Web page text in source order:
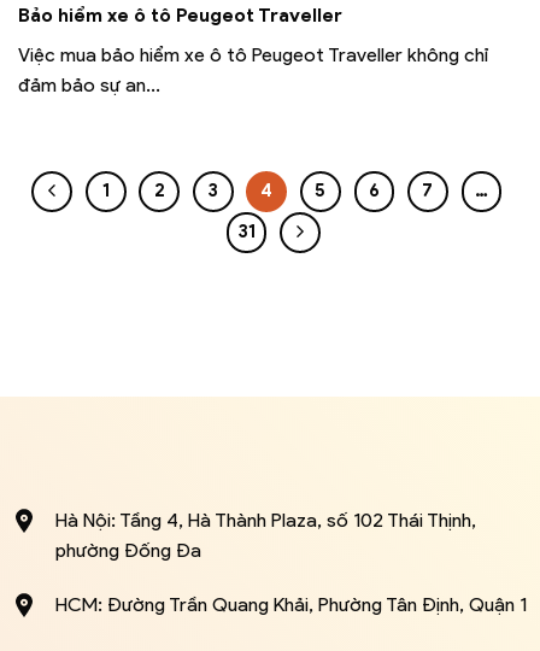
Bảo hiểm xe ô tô Peugeot Traveller
Việc mua bảo hiểm xe ô tô Peugeot Traveller không chỉ
đảm bảo sự an...
1 2 3 4 5 6 7
…
31
Hà Nội: Tầng 4, Hà Thành Plaza, số 102 Thái Thịnh,
phường Đống Đa
HCM: Đường Trần Quang Khải, Phường Tân Định, Quận 1